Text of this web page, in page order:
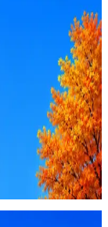
войти через
пароль,